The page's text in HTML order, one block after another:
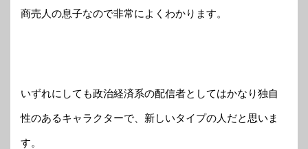
商売人の息子なので非常によくわかります。
いずれにしても政治経済系の配信者としてはかなり独自
性のあるキャラクターで、新しいタイプの人だと思いま
す。